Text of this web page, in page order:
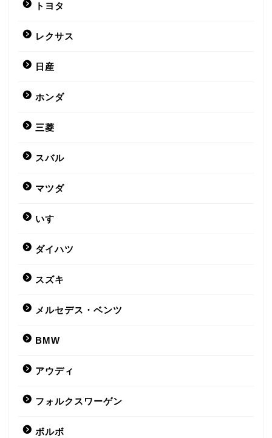
トヨタ
レクサス
日産
ホンダ
三菱
スバル
マツダ
いすゞ
ダイハツ
スズキ
メルセデス・ベンツ
BMW
アウディ
フォルクスワーゲン
ボルボ